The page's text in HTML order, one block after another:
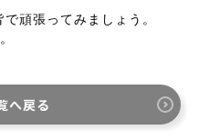
頑張ってみましょう。
へ戻る